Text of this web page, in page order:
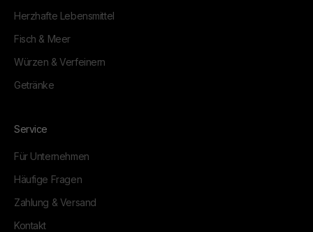
Herzhafte Lebensmittel
Fisch & Meer
Würzen & Verfeinern
Getränke
Service
Für Unternehmen
Häufige Fragen
Zahlung & Versand
Kontakt